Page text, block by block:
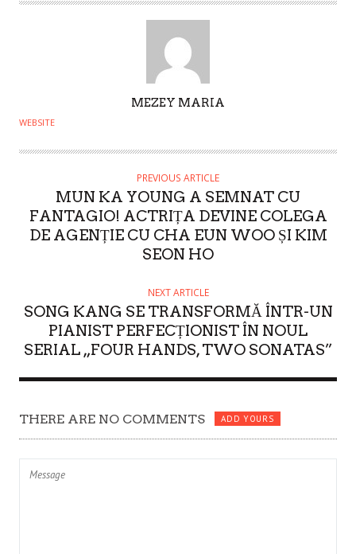
U
H
MEZEY MARIA
WEBSITE
PREVIOUS ARTICLE
MUN KA YOUNG A SEMNAT CU
FANTAGIO! ACTRIȚA DEVINE COLEGA
DE AGENȚIE CU CHA EUN WOO ȘI KIM
SEON HO
NEXT ARTICLE
SONG KANG SE TRANSFORMĂ ÎNTR-UN
PIANIST PERFECȚIONIST ÎN NOUL
SERIAL „FOUR HANDS, TWO SONATAS”
THERE ARE NO COMMENTS ADD YOURS